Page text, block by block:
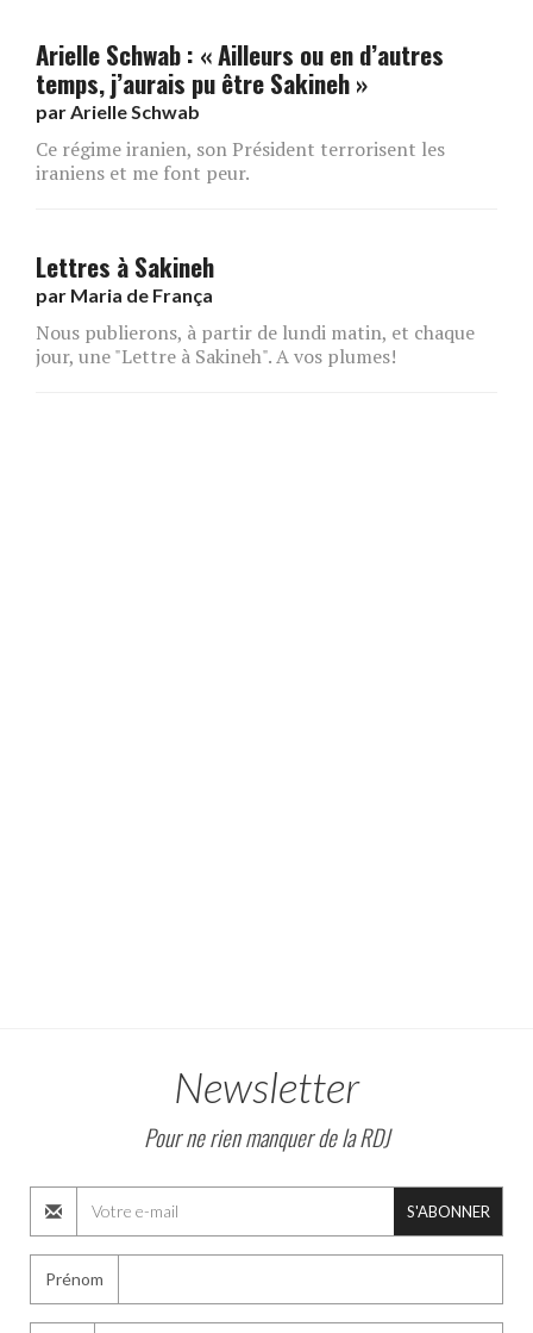
Arielle Schwab : « Ailleurs ou en d’autres
temps, j’aurais pu être Sakineh »
parArielle Schwab
Ce régime iranien, son Président terrorisent les
iraniens et me font peur.
Lettres à Sakineh
par Maria de França
Nous publierons, à partir de lundi matin, et chaque
jour, une "Lettre à Sakineh". A vos plumes!
Newsletter
Pour ne rien manquer de la RDJ
S'ABONNER
Prénom